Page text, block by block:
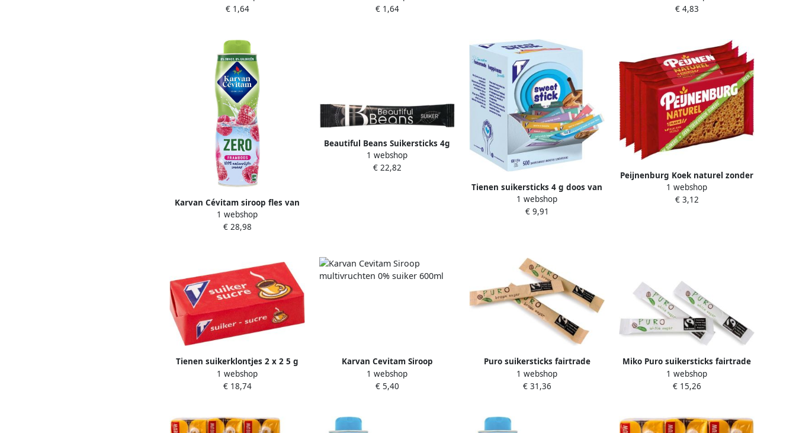
€ 1,64
€ 1,64
€ 4,83
Karvan Cévitam siroop fles van
60 cl 0% suiker framboos
1 webshop
€ 28,98
Beautiful Beans Suikersticks 4g
1000 stuks
1 webshop
€ 22,82
Tienen suikersticks 4 g doos van
500 stuks
1 webshop
€ 9,91
Peijnenburg Koek naturel zonder
toegevoegde suiker 4-pack
1 webshop
€ 3,12
Tienen suikerklontjes 2 x 2 5 g
doos van 1000 stuks
1 webshop
€ 18,74
Karvan Cevitam Siroop
multivruchten 0% suiker 600ml
1 webshop
€ 5,40
Puro suikersticks fairtrade
rietsuiker 3 g pak doos 1000
stuks
1 webshop
€ 31,36
Miko Puro suikersticks fairtrade
kristalsuiker 5 g doos van 500
stuks
1 webshop
€ 15,26